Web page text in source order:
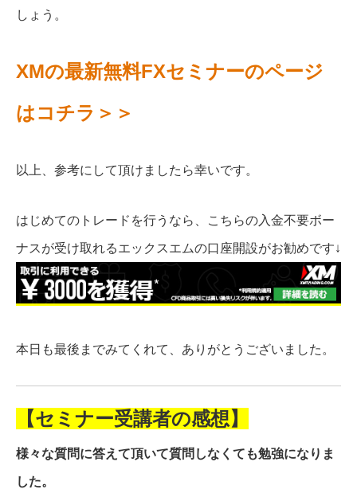
しょう。
XMの最新無料FXセミナーのページ
はコチラ＞＞
以上、参考にして頂けましたら幸いです。
はじめてのトレードを行うなら、こちらの入金不要ボー
ナスが受け取れるエックスエムの口座開設がお勧めです↓
本日も最後までみてくれて、ありがとうございました。
【セミナー受講者の感想】
様々な質問に答えて頂いて質問しなくても勉強になりま
した。